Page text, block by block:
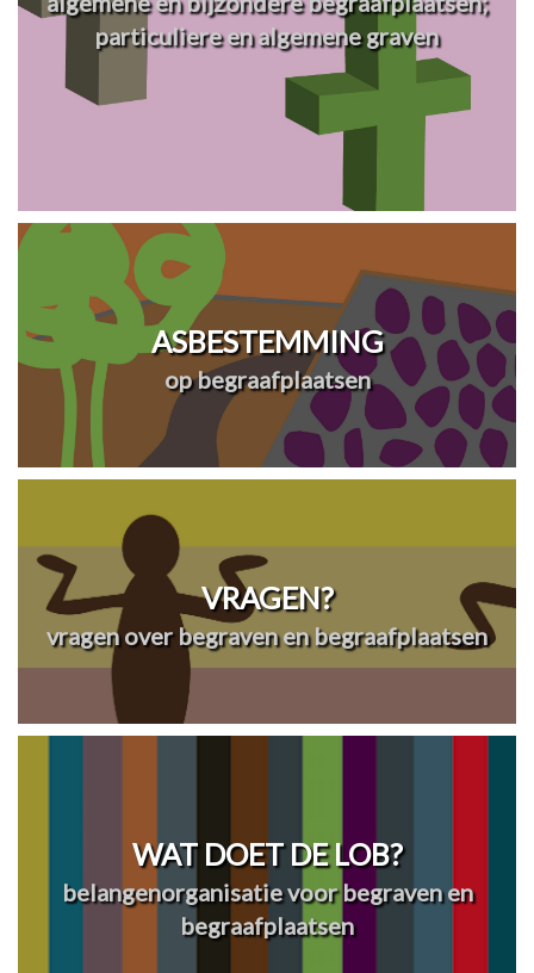
particuliere en algemene graven
ASBESTEMMING
op begraafplaatsen
VRAGEN?
vragen over begraven en begraafplaatsen
WAT DOET DE LOB?
belangenorganisatie voor begraven en
begraafplaatsen